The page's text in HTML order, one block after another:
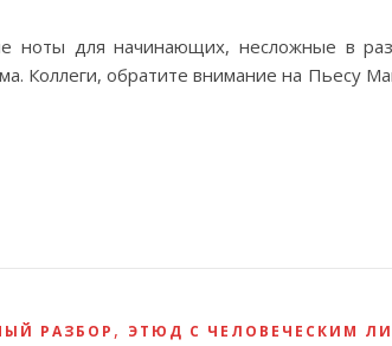
ноты для начинающих, несложные в
Коллеги, обратите внимание на Пьесу
РАЗБОР , ЭТЮД С ЧЕЛОВЕЧЕСКИМ